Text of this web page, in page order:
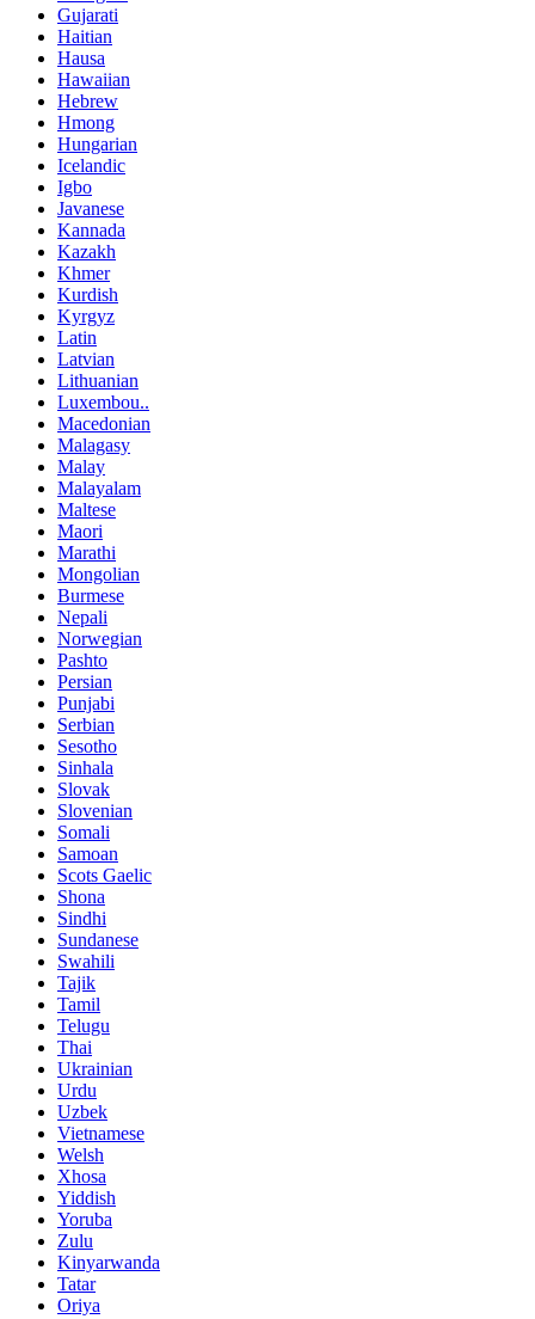
Gujarati
Haitian
Hausa
Hawaiian
Hebrew
Hmong
Hungarian
Icelandic
Igbo
Javanese
Kannada
Kazakh
Khmer
Kurdish
Kyrgyz
Latin
Latvian
Lithuanian
Luxembou..
Macedonian
Malagasy
Malay
Malayalam
Maltese
Maori
Marathi
Mongolian
Burmese
Nepali
Norwegian
Pashto
Persian
Punjabi
Serbian
Sesotho
Sinhala
Slovak
Slovenian
Somali
Samoan
Scots Gaelic
Shona
Sindhi
Sundanese
Swahili
Tajik
Tamil
Telugu
Thai
Ukrainian
Urdu
Uzbek
Vietnamese
Welsh
Xhosa
Yiddish
Yoruba
Zulu
Kinyarwanda
Tatar
Oriya